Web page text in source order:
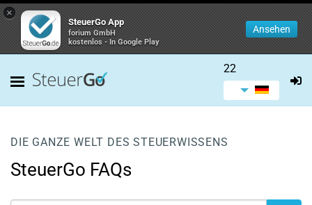
×
SteuerGo App
forium GmbH
kostenlos - In Google Play
Ansehen
22
DIE GANZE WELT DES STEUERWISSENS
SteuerGo FAQs